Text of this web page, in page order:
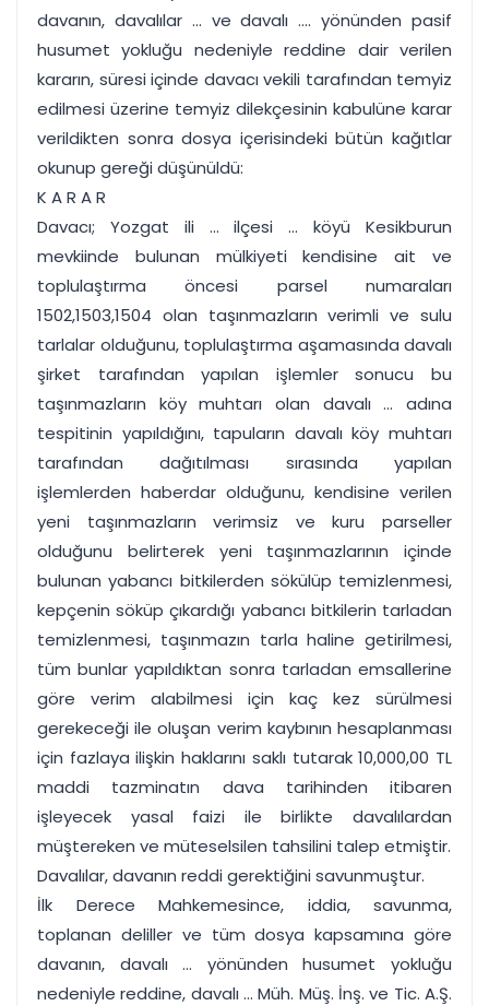
davanın, davalılar ... ve davalı .... yönünden pasif
husumet yokluğu nedeniyle reddine dair verilen
kararın, süresi içinde davacı vekili tarafından temyiz
edilmesi üzerine temyiz dilekçesinin kabulüne karar
verildikten sonra dosya içerisindeki bütün kağıtlar
okunup gereği düşünüldü:
K A R A R
Davacı; Yozgat ili ... ilçesi ... köyü Kesikburun
mevkiinde bulunan mülkiyeti kendisine ait ve
toplulaştırma öncesi parsel numaraları
1502,1503,1504 olan taşınmazların verimli ve sulu
tarlalar olduğunu, toplulaştırma aşamasında davalı
şirket tarafından yapılan işlemler sonucu bu
taşınmazların köy muhtarı olan davalı ... adına
tespitinin yapıldığını, tapuların davalı köy muhtarı
tarafından dağıtılması sırasında yapılan
işlemlerden haberdar olduğunu, kendisine verilen
yeni taşınmazların verimsiz ve kuru parseller
olduğunu belirterek yeni taşınmazlarının içinde
bulunan yabancı bitkilerden sökülüp temizlenmesi,
kepçenin söküp çıkardığı yabancı bitkilerin tarladan
temizlenmesi, taşınmazın tarla haline getirilmesi,
tüm bunlar yapıldıktan sonra tarladan emsallerine
göre verim alabilmesi için kaç kez sürülmesi
gerekeceği ile oluşan verim kaybının hesaplanması
için fazlaya ilişkin haklarını saklı tutarak 10,000,00 TL
maddi tazminatın dava tarihinden itibaren
işleyecek yasal faizi ile birlikte davalılardan
müştereken ve müteselsilen tahsilini talep etmiştir.
Davalılar, davanın reddi gerektiğini savunmuştur.
İlk Derece Mahkemesince, iddia, savunma,
toplanan deliller ve tüm dosya kapsamına göre
davanın, davalı ... yönünden husumet yokluğu
nedeniyle reddine, davalı ... Müh. Müş. İnş. ve Tic. A.Ş.